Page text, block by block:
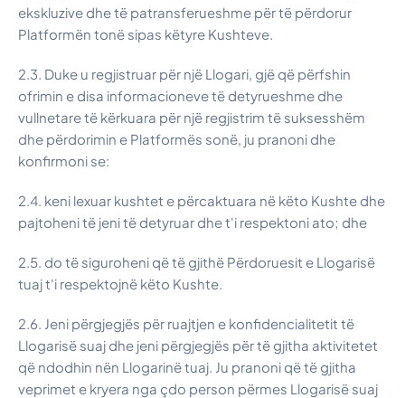
ekskluzive dhe të patransferueshme për të përdorur
Platformën tonë sipas këtyre Kushteve.
2.3. Duke u regjistruar për një Llogari, gjë që përfshin
ofrimin e disa informacioneve të detyrueshme dhe
vullnetare të kërkuara për një regjistrim të suksesshëm
dhe përdorimin e Platformës sonë, ju pranoni dhe
konfirmoni se:
2.4. keni lexuar kushtet e përcaktuara në këto Kushte dhe
pajtoheni të jeni të detyruar dhe t'i respektoni ato; dhe
2.5. do të siguroheni që të gjithë Përdoruesit e Llogarisë
tuaj t'i respektojnë këto Kushte.
2.6. Jeni përgjegjës për ruajtjen e konfidencialitetit të
Llogarisë suaj dhe jeni përgjegjës për të gjitha aktivitetet
që ndodhin nën Llogarinë tuaj. Ju pranoni që të gjitha
veprimet e kryera nga çdo person përmes Llogarisë suaj